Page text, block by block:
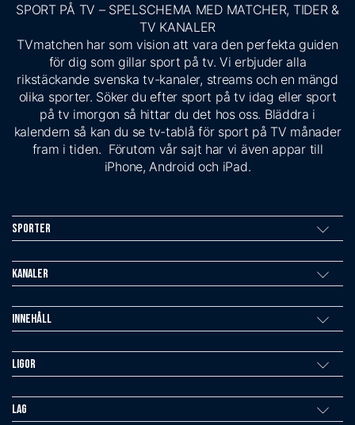
SPORT PÅ TV – SPELSCHEMA MED MATCHER, TIDER &
TV KANALER
TVmatchen har som vision att vara den perfekta guiden
för dig som gillar sport på tv. Vi erbjuder alla
rikstäckande svenska tv-kanaler, streams och en mängd
olika sporter. Söker du efter sport på tv idag eller sport
på tv imorgon så hittar du det hos oss. Bläddra i
kalendern så kan du se tv-tablå för sport på TV månader
fram i tiden. Förutom vår sajt har vi även appar till
iPhone, Android och iPad.
Sporter
Kanaler
Innehåll
Ligor
Lag